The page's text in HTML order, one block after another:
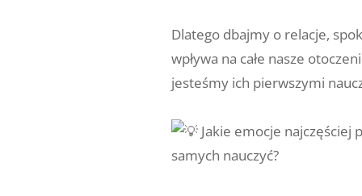
Dlatego dbajmy o relacje,
wpływa na całe nasze
jesteśmy ich pierwszymi
Jakie emocje najczęściej
samych nauczyć?